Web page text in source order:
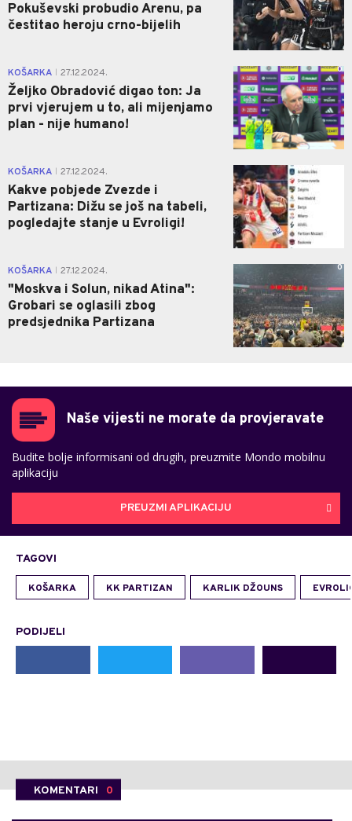
Pokuševski probudio Arenu, pa
čestitao heroju crno-bijelih
KOŠARKA 27.12.2024.
Željko Obradović digao ton: Ja
prvi vjerujem u to, ali mijenjamo
plan - nije humano!
0
KOŠARKA 27.12.2024.
Kakve pobjede Zvezde i
Partizana: Dižu se još na tabeli,
pogledajte stanje u Evroligi!
KOŠARKA 27.12.2024.
"Moskva i Solun, nikad Atina":
Grobari se oglasili zbog
predsjednika Partizana
0
Naše vijesti ne morate da provjeravate
Budite bolje informisani od drugih, preuzmite Mondo mobilnu
aplikaciju
PREUZMI APLIKACIJU
TAGOVI
KOŠARKA KK PARTIZAN KARLIK DŽOUNS
PODIJELI
KOMENTARI 0